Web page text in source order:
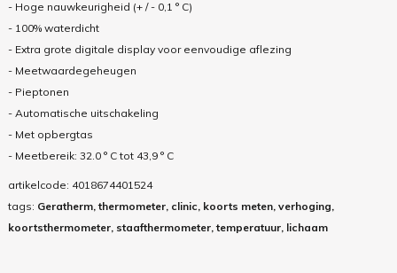
- Hoge nauwkeurigheid (+ / - 0,1 ° C)
- 100% waterdicht
- Extra grote digitale display voor eenvoudige aflezing
- Meetwaardegeheugen
- Pieptonen
- Automatische uitschakeling
- Met opbergtas
- Meetbereik: 32.0 ° C tot 43,9 ° C
artikelcode: 4018674401524
tags: Geratherm, thermometer, clinic, koorts meten, verhoging,
koortsthermometer, staafthermometer, temperatuur, lichaam